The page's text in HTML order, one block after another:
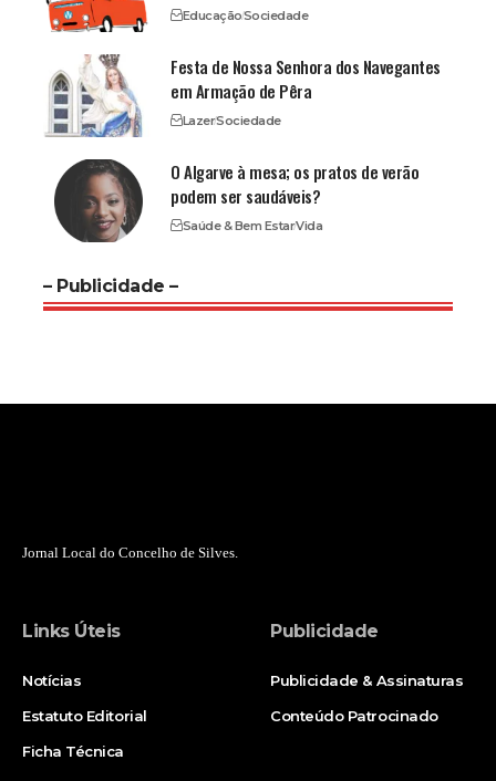
EducaçãoSociedade
Festa de Nossa Senhora dos Navegantes
em Armação de Pêra
LazerSociedade
O Algarve à mesa; os pratos de verão
podem ser saudáveis?
Saúde & Bem EstarVida
– Publicidade –
Jornal Local do Concelho de Silves.
Links Úteis
Notícias
Estatuto Editorial
Ficha Técnica
Publicidade
Publicidade & Assinaturas
Conteúdo Patrocinado